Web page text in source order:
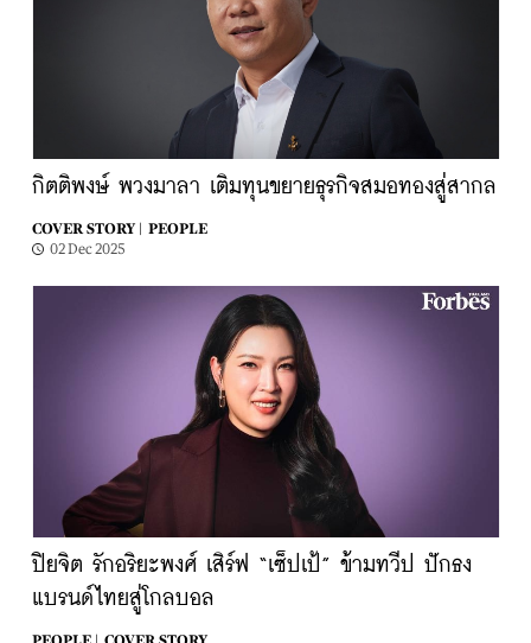
กิตติพงษ์ พวงมาลา เติมทุนขยายธุรกิจสมอทองสู่สากล
COVER STORY |
PEOPLE
02 Dec 2025
ปิยจิต รักอริยะพงศ์ เสิร์ฟ “เซ็ปเป้” ข้ามทวีป ปักธง
แบรนด์ไทยสู่โกลบอล